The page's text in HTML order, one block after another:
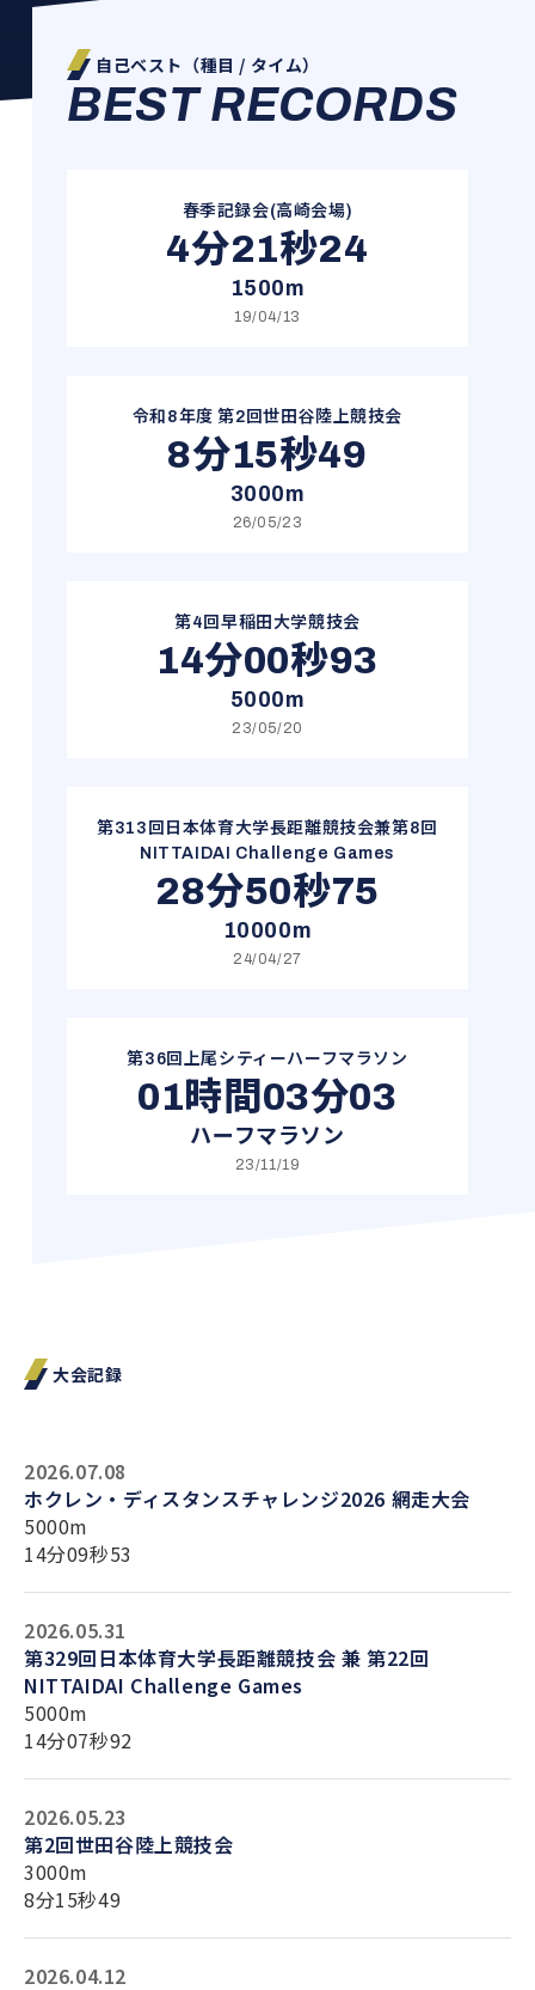
自己ベスト（種目 / タイム）
BEST RECORDS
春季記録会(高崎会場)
4分21秒24
1500m
19/04/13
令和8年度 第2回世田谷陸上競技会
8分15秒49
3000m
26/05/23
第4回早稲田大学競技会
14分00秒93
5000m
23/05/20
第313回日本体育大学長距離競技会兼第8回
NITTAIDAI Challenge Games
28分50秒75
10000m
24/04/27
第36回上尾シティーハーフマラソン
01時間03分03
ハーフマラソン
23/11/19
大会記録
2026.07.08
ホクレン・ディスタンスチャレンジ2026 網走大会
5000m
14分09秒53
2026.05.31
第329回日本体育大学長距離競技会 兼 第22回
NITTAIDAI Challenge Games
5000m
14分07秒92
2026.05.23
第2回世田谷陸上競技会
3000m
8分15秒49
2026.04.12